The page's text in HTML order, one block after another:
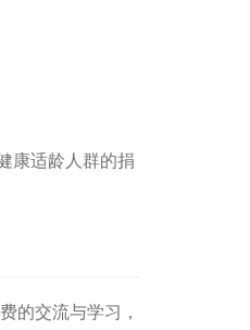
康适龄人群的捐
的交流与学习，